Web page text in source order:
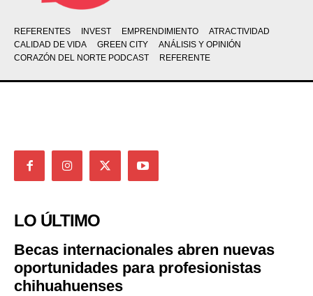
REFERENTES INVEST EMPRENDIMIENTO
ATRACTIVIDAD
CALIDAD DE VIDA
GREEN CITY
ANÁLISIS Y OPINIÓN
CORAZÓN DEL NORTE PODCAST
REFERENTE
LO ÚLTIMO
Becas internacionales abren nuevas
oportunidades para profesionistas
chihuahuenses